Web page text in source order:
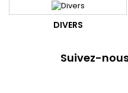
DIVERS
Suivez-